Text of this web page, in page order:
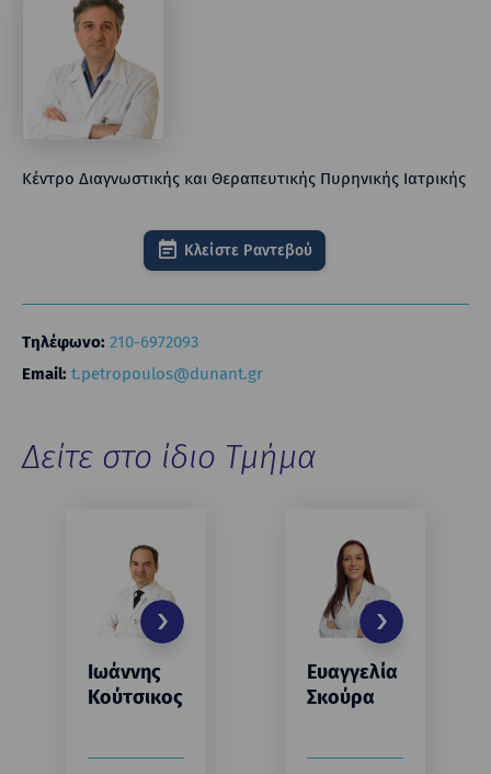
Κέντρο Διαγνωστικής και Θεραπευτικής Πυρηνικής Ιατρικής
Κλείστε Ραντεβού
Τηλέφωνο: 210-6972093
Email: t.petropoulos@dunant.gr
Δείτε στο ίδιο Τμήμα
Ιωάννης
Κούτσικος
Ευαγγελία
Σκούρα